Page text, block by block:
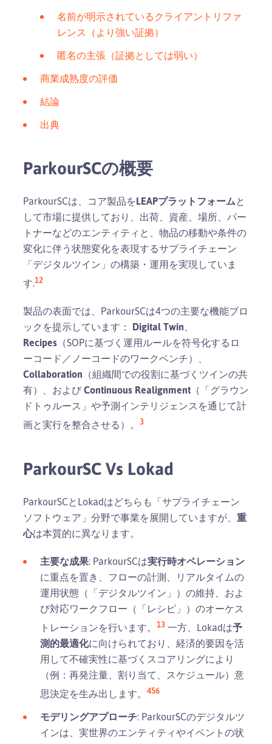
名前が明示されているクライアントリファ
レンス（より強い証拠）
匿名の主張（証拠としては弱い）
商業成熟度の評価
結論
出典
ParkourSCの概要
ParkourSCは、コア製品をLEAPプラットフォームと
して市場に提供しており、出荷、資産、場所、パー
トナーなどのエンティティと、物品の移動や条件の
変化に伴う状態変化を表現するサプライチェーン
「デジタルツイン」の構築・運用を実現していま
す.12
製品の表面では、ParkourSCは4つの主要な機能ブロ
ックを提示しています： Digital Twin、
Recipes （SOPに基づく運用ルールを符号化するロ
ーコード／ノーコードのワークベンチ）、
Collaboration （組織間での役割に基づくツインの共
有）、および Continuous Realignment （「グラウン
ドトゥルース」や予測インテリジェンスを通じて計
画と実行を整合させる）。 3
ParkourSC Vs Lokad
ParkourSCとLokadはどちらも「サプライチェーン
ソフトウェア」分野で事業を展開していますが、 重
心は本質的に異なります。
主要な成果: ParkourSCは実行時オペレーション
に重点を置き、フローの計測、リアルタイムの
運用状態（「デジタルツイン」）の維持、およ
び対応ワークフロー（「レシピ」）のオーケス
トレーションを行います。 13 一方、Lokadは予
測的最適化に向けられており、経済的要因を活
用して不確実性に基づくスコアリングにより
（例：再発注量、割り当て、スケジュール）意
思決定を生み出します。 456
モデリングアプローチ: ParkourSCのデジタルツ
インは、実世界のエンティティやイベントの状